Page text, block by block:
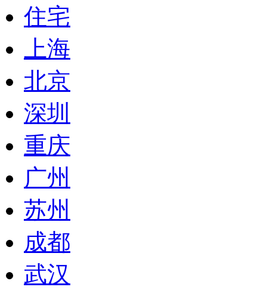
住宅
上海
北京
深圳
重庆
广州
苏州
成都
武汉